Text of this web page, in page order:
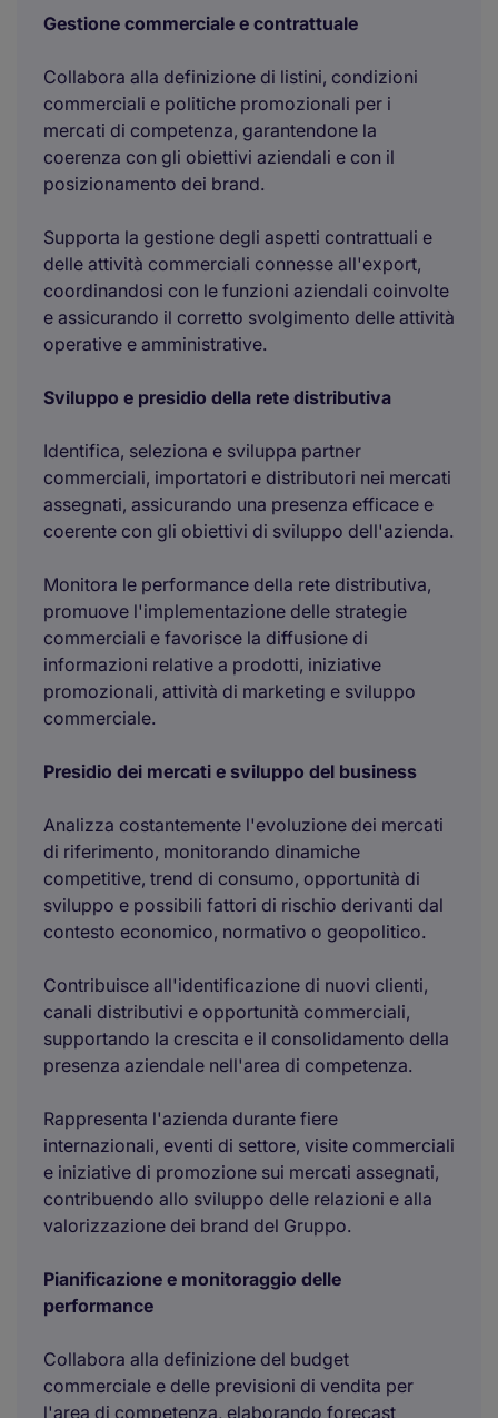
Gestione commerciale e contrattuale
Collabora alla definizione di listini, condizioni
commerciali e politiche promozionali per i
mercati di competenza, garantendone la
coerenza con gli obiettivi aziendali e con il
posizionamento dei brand.
Supporta la gestione degli aspetti contrattuali e
delle attività commerciali connesse all'export,
coordinandosi con le funzioni aziendali coinvolte
e assicurando il corretto svolgimento delle attività
operative e amministrative.
Sviluppo e presidio della rete distributiva
Identifica, seleziona e sviluppa partner
commerciali, importatori e distributori nei mercati
assegnati, assicurando una presenza efficace e
coerente con gli obiettivi di sviluppo dell'azienda.
Monitora le performance della rete distributiva,
promuove l'implementazione delle strategie
commerciali e favorisce la diffusione di
informazioni relative a prodotti, iniziative
promozionali, attività di marketing e sviluppo
commerciale.
Presidio dei mercati e sviluppo del business
Analizza costantemente l'evoluzione dei mercati
di riferimento, monitorando dinamiche
competitive, trend di consumo, opportunità di
sviluppo e possibili fattori di rischio derivanti dal
contesto economico, normativo o geopolitico.
Contribuisce all'identificazione di nuovi clienti,
canali distributivi e opportunità commerciali,
supportando la crescita e il consolidamento della
presenza aziendale nell'area di competenza.
Rappresenta l'azienda durante fiere
internazionali, eventi di settore, visite commerciali
e iniziative di promozione sui mercati assegnati,
contribuendo allo sviluppo delle relazioni e alla
valorizzazione dei brand del Gruppo.
Pianificazione e monitoraggio delle
performance
Collabora alla definizione del budget
commerciale e delle previsioni di vendita per
l'area di competenza, elaborando forecast